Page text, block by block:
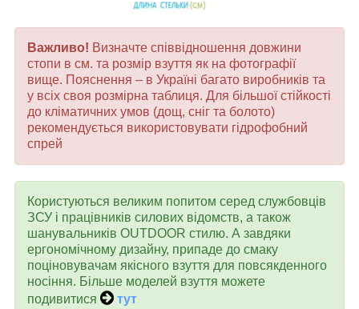
Важливо! Визначте співвідношення довжини
стопи в см. та розмір взуття як на фотографії
вище. Пояснення – в Україні багато виробників та
у всіх своя розмірна таблиця. Для більшої стійкості
до кліматичних умов (дощ, сніг та болото)
рекомендується використовувати гідрофобний
спрей
Користуються великим попитом серед службовців
ЗСУ і працівників силових відомств, а також
шанувальників OUTDOOR стилю. А завдяки
ергономічному дизайну, припаде до смаку
поціновувачам якісного взуття для повсякденного
носіння. Більше моделей взуття можете
подивитися
тут